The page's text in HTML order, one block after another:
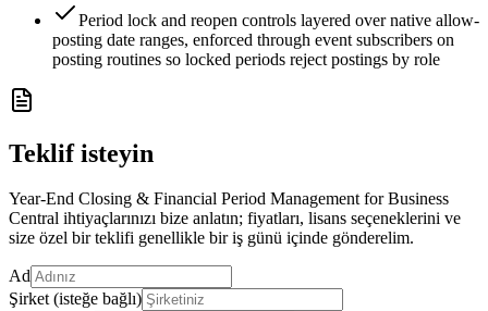
Period lock and reopen controls layered over native allow-
posting date ranges, enforced through event subscribers on
posting routines so locked periods reject postings by role
Teklif isteyin
Year-End Closing & Financial Period Management for Business
Central ihtiyaçlarınızı bize anlatın; fiyatları, lisans seçeneklerini ve
size özel bir teklifi genellikle bir iş günü içinde gönderelim.
Ad
Şirket (isteğe bağlı)